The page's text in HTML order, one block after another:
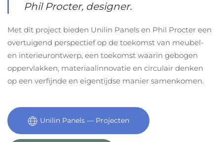
Phil Procter, designer.
Met dit project bieden Unilin Panels en Phil Procter een
overtuigend perspectief op de toekomst van meubel-
en interieurontwerp, een toekomst waarin gebogen
oppervlakken, materiaalinnovatie en circulair denken
op een verfijnde en eigentijdse manier samenkomen.
Unilin Panels — Projecten